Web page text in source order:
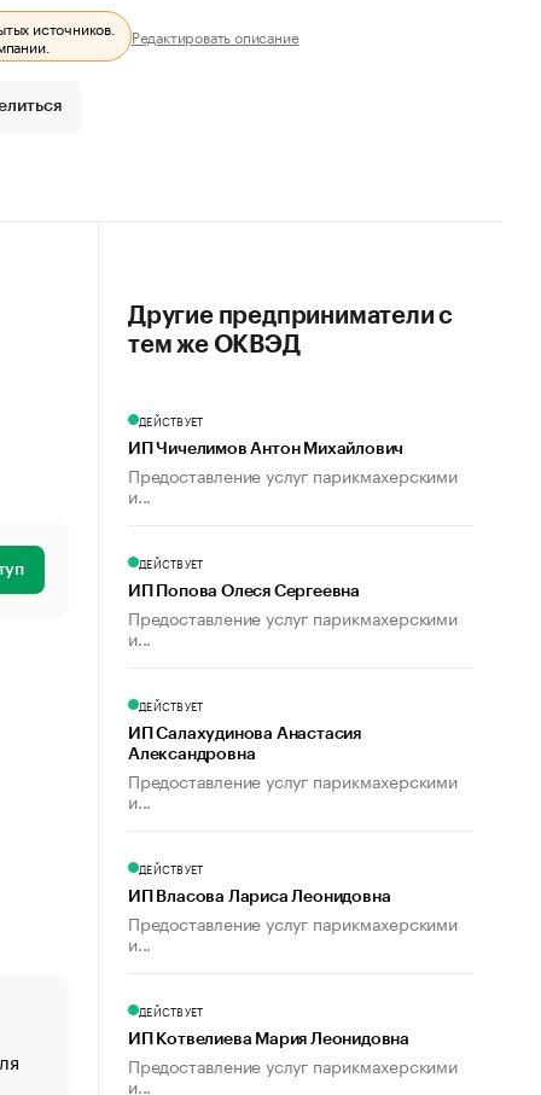
источников.
Редактировать описание
«От спорта тело стареет иначе». Как живет глава
создавшей GTA
Другие предприниматели с
тем же ОКВЭД
ДЕЙСТВУЕТ
ИП Чичелимов Антон Михайлович
Предоставление услуг парикмахерскими
и...
ДЕЙСТВУЕТ
ИП Попова Олеся Сергеевна
Предоставление услуг парикмахерскими
и...
ДЕЙСТВУЕТ
ИП Салахудинова Анастасия
Александровна
Предоставление услуг парикмахерскими
и...
ДЕЙСТВУЕТ
ИП Власова Лариса Леонидовна
Предоставление услуг парикмахерскими
и...
ДЕЙСТВУЕТ
ИП Котвелиева Мария Леонидовна
Предоставление услуг парикмахерскими
и...